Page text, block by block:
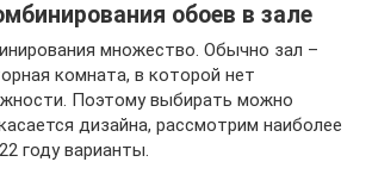
обоев в зале
множество. Обычно зал –
комната, в которой нет
Поэтому выбирать можно
дизайна, рассмотрим наиболее
году варианты.